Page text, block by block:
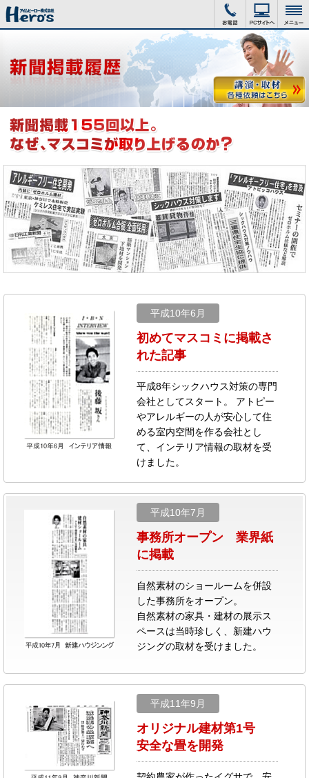
平成10年6月
初めてマスコミに掲載さ
れた記事
平成8年シックハウス対策の専門
会社としてスタート。 アトピー
やアレルギーの人が安心して住
める室内空間を作る会社とし
て、インテリア情報の取材を受
けました。
平成10年7月
事務所オープン 業界紙
に掲載
自然素材のショールームを併設
した事務所をオープン。
自然素材の家具・建材の展示ス
ペースは当時珍しく、新建ハウ
ジングの取材を受けました。
平成11年9月
オリジナル建材第1号
安全な畳を開発